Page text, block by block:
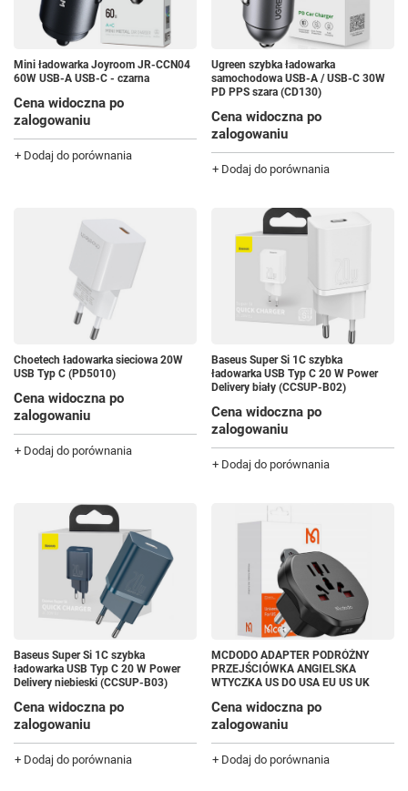
Mini ładowarka Joyroom JR-CCN04
60W USB-A USB-C - czarna
Cena widoczna po
zalogowaniu
+ Dodaj do porównania
Ugreen szybka ładowarka
samochodowa USB-A / USB-C 30W
PD PPS szara (CD130)
Cena widoczna po
zalogowaniu
+ Dodaj do porównania
Choetech ładowarka sieciowa 20W
USB Typ C (PD5010)
Cena widoczna po
zalogowaniu
+ Dodaj do porównania
Baseus Super Si 1C szybka
ładowarka USB Typ C 20 W Power
Delivery biały (CCSUP-B02)
Cena widoczna po
zalogowaniu
+ Dodaj do porównania
Baseus Super Si 1C szybka
ładowarka USB Typ C 20 W Power
Delivery niebieski (CCSUP-B03)
Cena widoczna po
zalogowaniu
+ Dodaj do porównania
MCDODO ADAPTER PODRÓŻNY
PRZEJŚCIÓWKA ANGIELSKA
WTYCZKA US DO USA EU US UK
Cena widoczna po
zalogowaniu
+ Dodaj do porównania